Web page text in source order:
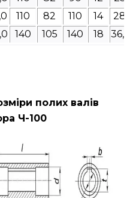
110 82 110 14
140 105 140 18
полих валів
Ч-100